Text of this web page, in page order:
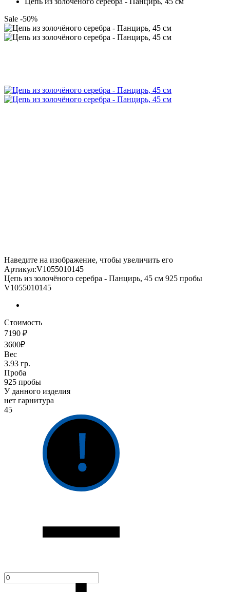
Sale -50%
Наведите на изображение, чтобы увеличить его
Артикул:V1055010145
Цепь из золочёного серебра - Панцирь, 45 см 925 пробы
V1055010145
Стоимость
7190 ₽
3600₽
Вес
3.93 гр.
Проба
925 пробы
У данного изделия
нет гарнитура
45